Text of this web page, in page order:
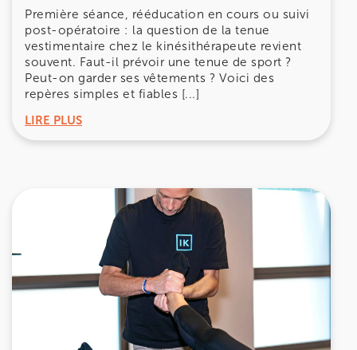
Première séance, rééducation en cours ou suivi
post-opératoire : la question de la tenue
vestimentaire chez le kinésithérapeute revient
souvent. Faut-il prévoir une tenue de sport ?
Peut-on garder ses vêtements ? Voici des
repères simples et fiables [...]
LIRE PLUS